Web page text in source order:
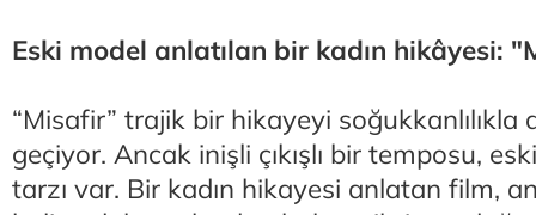
Eski model anlatılan bir kadın hikâyesi:
“Misafir” trajik bir hikayeyi soğukkanlılıkla
geçiyor. Ancak inişli çıkışlı bir temposu,
tarzı var. Bir kadın hikayesi anlatan film,